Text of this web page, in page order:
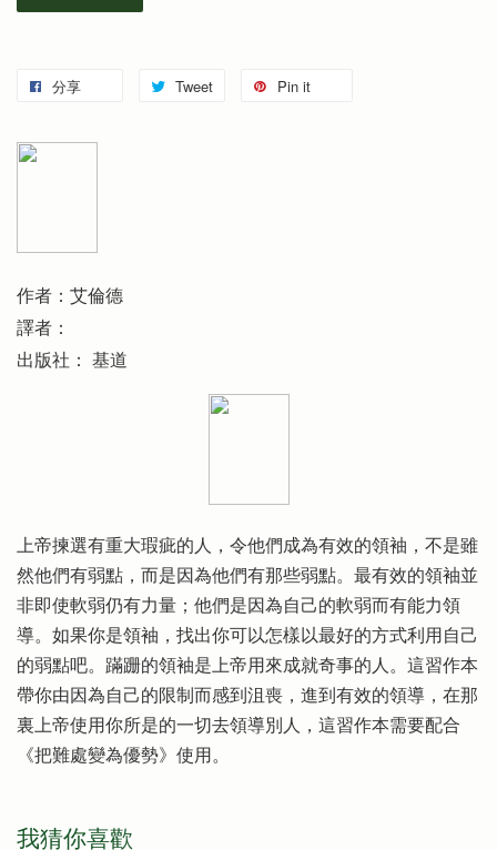
分享 Tweet Pin it
作者：艾倫德
譯者：
出版社： 基道
上帝揀選有重大瑕疵的人，令他們成為有效的領袖，不是雖
然他們有弱點，而是因為他們有那些弱點。最有效的領袖並
非即使軟弱仍有力量；他們是因為自己的軟弱而有能力領
導。如果你是領袖，找出你可以怎樣以最好的方式利用自己
的弱點吧。蹣跚的領袖是上帝用來成就奇事的人。這習作本
帶你由因為自己的限制而感到沮喪，進到有效的領導，在那
裏上帝使用你所是的一切去領導別人，這習作本需要配合
《把難處變為優勢》使用。
我猜你喜歡